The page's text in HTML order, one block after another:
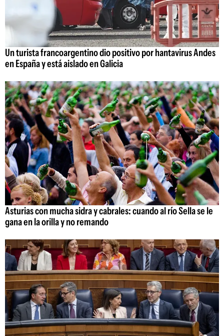
Un turista francoargentino dio positivo por hantavirus Andes
en España y está aislado en Galicia
Asturias con mucha sidra y cabrales: cuando al río Sella se le
gana en la orilla y no remando